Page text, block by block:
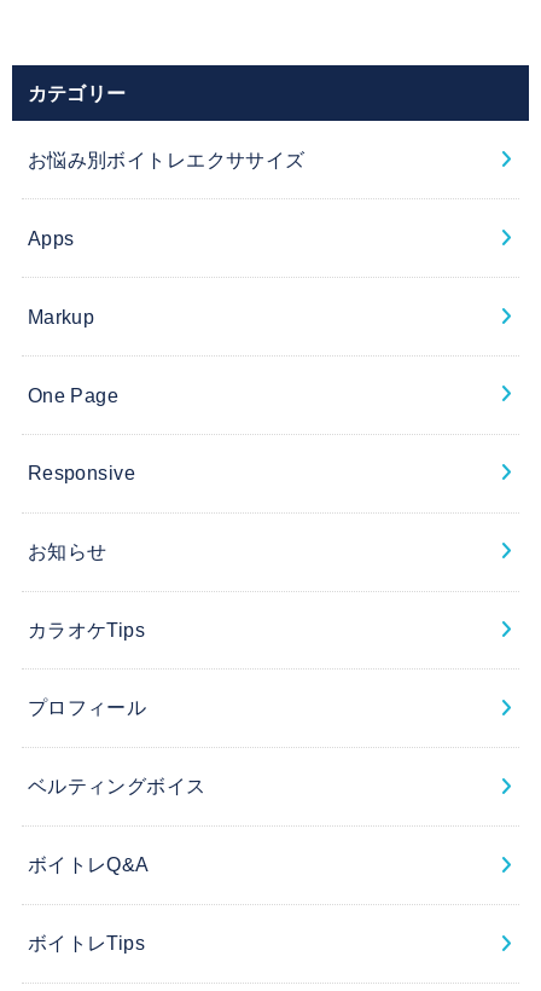
カテゴリー
お悩み別ボイトレエクササイズ
Apps
Markup
One Page
Responsive
お知らせ
カラオケTips
プロフィール
ベルティングボイス
ボイトレQ&A
ボイトレTips